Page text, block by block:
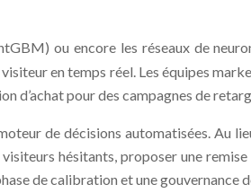
ou encore les réseaux de
en temps réel. Les équipes
d’achat pour des campagnes de
de décisions automatisées. Au
hésitants, proposer une
de calibration et une